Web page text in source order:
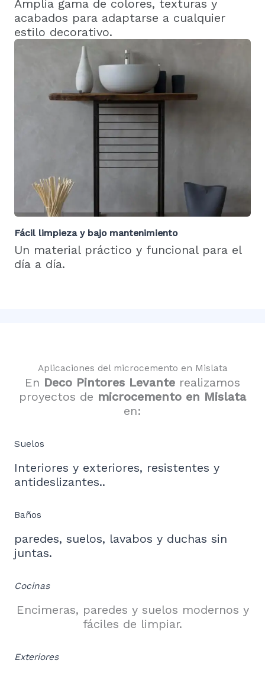
Amplia gama de colores, texturas y
acabados para adaptarse a cualquier
estilo decorativo.
Fácil limpieza y bajo mantenimiento
Un material práctico y funcional para el
día a día.
Aplicaciones del microcemento en Mislata
En Deco Pintores Levante realizamos
proyectos de microcemento en Mislata
en:
Suelos
Interiores y exteriores, resistentes y
antideslizantes..
Baños
paredes, suelos, lavabos y duchas sin
juntas.
Cocinas
Encimeras, paredes y suelos modernos y
fáciles de limpiar.
Exteriores